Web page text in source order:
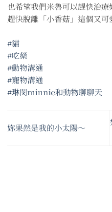
也希望我們米魯可以趕快治
趕快脫離「小香菇」這個又
#貓
#吃藥
#動物溝通
#寵物溝通
#琳閔minnie和動物聊聊天
妳果然是我的小太陽～